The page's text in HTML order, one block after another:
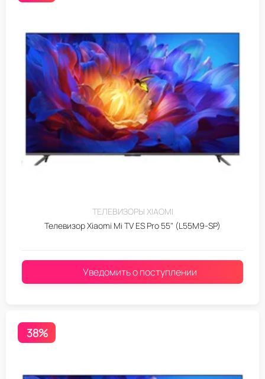
ТЕЛЕВИЗОРЫ XIAOMI
Телевизор Xiaomi Mi TV ES Pro 55" (L55M9-SP)
Уведомить о поступлении
38%